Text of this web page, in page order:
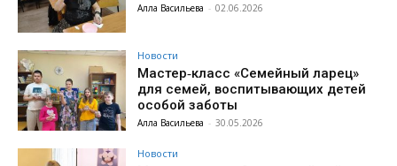
Алла Васильева - 02.06.2026
Новости
Мастер‑класс «Семейный ларец»
для семей, воспитывающих детей
особой заботы
Алла Васильева - 30.05.2026
Новости